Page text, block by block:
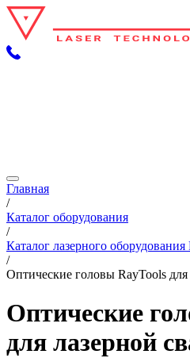
Главная
/
Каталог оборудования
/
Каталог лазерного оборудования
/
Оптические головы RayTools для
Оптические
для лазерной